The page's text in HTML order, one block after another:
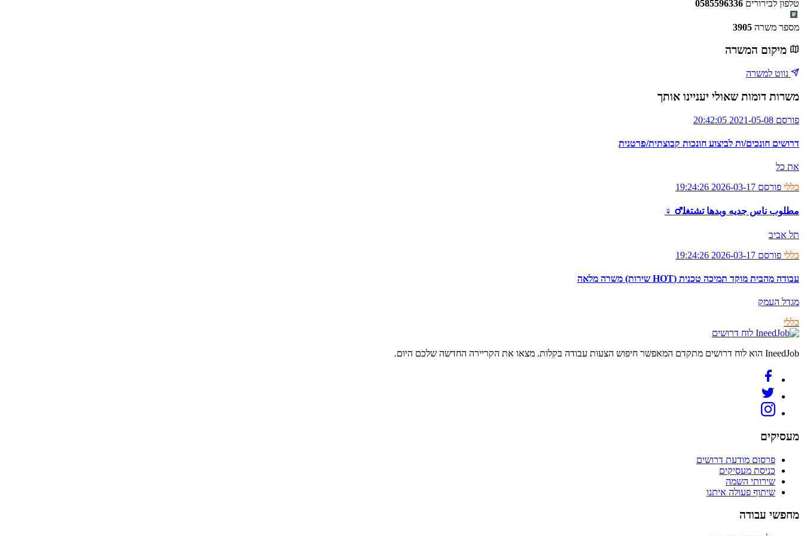
טלפון לבירורים 0585596336
מספר משרה 3905
מיקום המשרה
נווט למשרה
משרות דומות שאולי יעניינו אותך
פורסם 2021-05-08 20:42:05
דרושים חונכים/ות לביצוע חונכות קבוצתית/פרטנית
את כל
כללי פורסם 2026-03-17 19:24:26
مطلوب ناس جديه وبدها تشتغل‍♂ ‍♀
תל אביב
כללי פורסם 2026-03-17 19:24:26
עבודה מהבית מוקד תמיכה טכנית (HOT שירות) משרה מלאה
מגדל העמק
כללי
לוח דרושים
IneedJob הוא לוח דרושים מתקדם המאפשר חיפוש הצעות עבודה בקלות. מצאו את הקריירה החדשה שלכם היום.
מעסיקים
פרסום מודעת דרושים
כניסת מעסיקים
שירותי השמה
שיתוף פעולה איתנו
מחפשי עבודה